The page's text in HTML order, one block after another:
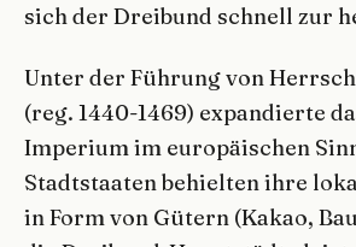
sich der Dreibund schnell zur
Unter der Führung von
(reg. 1440-1469) expandierte
Imperium im europäischen
Stadtstaaten behielten ihre
in Form von Gütern (Kakao,